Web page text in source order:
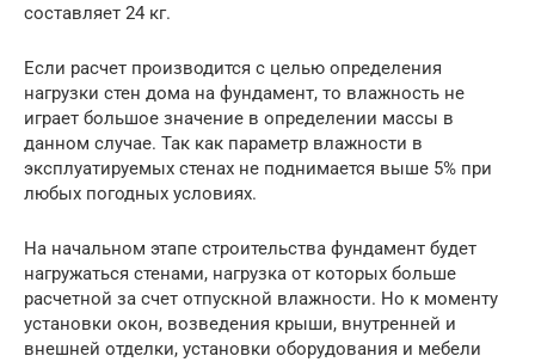
составляет 24 кг.
Если расчет производится с целью определения
нагрузки стен дома на фундамент, то влажность не
играет большое значение в определении массы в
данном случае. Так как параметр влажности в
эксплуатируемых стенах не поднимается выше 5% при
любых погодных условиях.
На начальном этапе строительства фундамент будет
нагружаться стенами, нагрузка от которых больше
расчетной за счет отпускной влажности. Но к моменту
установки окон, возведения крыши, внутренней и
внешней отделки, установки оборудования и мебели